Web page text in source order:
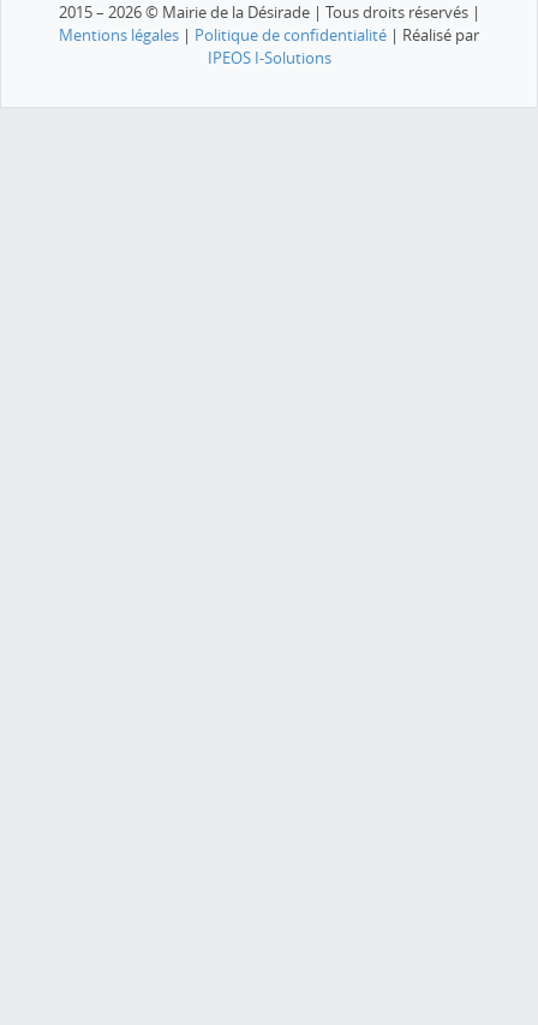
2015 – 2026 © Mairie de la Désirade | Tous droits réservés |
Mentions légales | Politique de confidentialité | Réalisé par
IPEOS I-Solutions